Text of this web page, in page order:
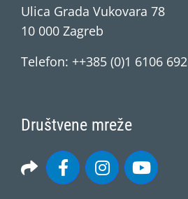
Ulica Grada Vukovara 78
10 000 Zagreb
Telefon: ++385 (0)1 6106 692
Društvene mreže